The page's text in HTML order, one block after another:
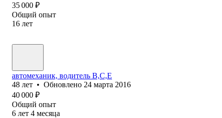
35 000 ₽
Общий опыт
16 лет
автомеханик, водитель В,С,Е
48 лет • Обновлено 24 марта 2016
40 000 ₽
Общий опыт
6 лет 4 месяца